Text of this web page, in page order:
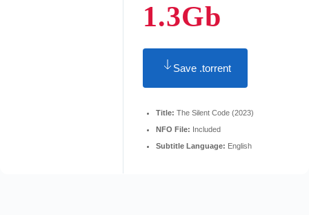
1.3Gb
Save .torrent
Title: The Silent Code (2023)
NFO File: Included
Subtitle Language: English